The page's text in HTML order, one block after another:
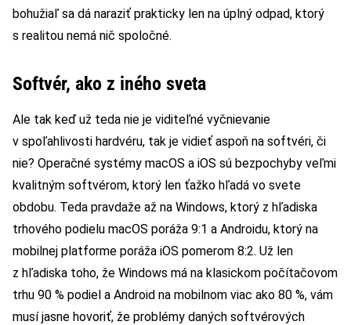
bohužiaľ sa dá naraziť prakticky len na úplný odpad, ktorý
s realitou nemá nič spoločné.
Softvér, ako z iného sveta
Ale tak keď už teda nie je viditeľné vyčnievanie
v spoľahlivosti hardvéru, tak je vidieť aspoň na softvéri, či
nie? Operačné systémy macOS a iOS sú bezpochyby veľmi
kvalitným softvérom, ktorý len ťažko hľadá vo svete
obdobu. Teda pravdaže až na Windows, ktorý z hľadiska
trhového podielu macOS poráža 9:1 a Androidu, ktorý na
mobilnej platforme poráža iOS pomerom 8:2. Už len
z hľadiska toho, že Windows má na klasickom počítačovom
trhu 90 % podiel a Android na mobilnom viac ako 80 %, vám
musí jasne hovoriť, že problémy daných softvérových